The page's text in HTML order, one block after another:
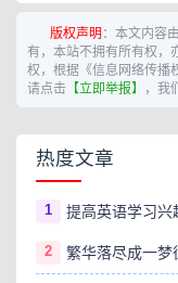
版权声明 ：本文内容
有，本站不拥有所有权，
权，根据《信息网络传播
请点击 【立即举报】 ，我
热度文章
1 提高英语学习兴
2 繁华落尽成一梦